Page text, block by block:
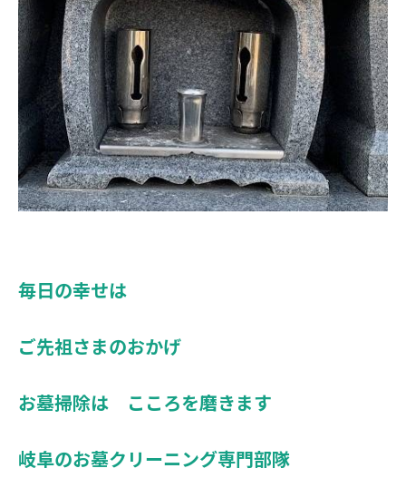
毎日の幸せは
ご先祖さまのおかげ
お墓掃除は こころを磨きます
岐阜のお墓クリーニング専門部隊